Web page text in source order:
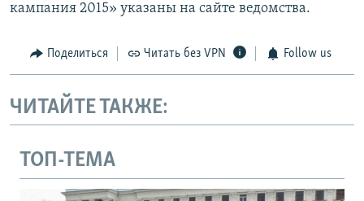
кампания 2015» указаны на сайте ведомства.
Поделиться Читать без VPN Follow us
ЧИТАЙТЕ ТАКЖЕ:
ТОП-ТЕМА